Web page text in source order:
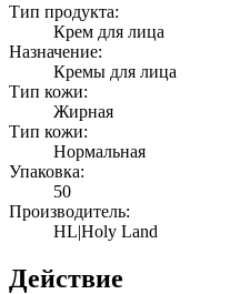
Тип продукта:
Крем для лица
Назначение:
Кремы для лица
Тип кожи:
Жирная
Тип кожи:
Нормальная
Упаковка:
50
Производитель:
HL|Holy Land
Действие